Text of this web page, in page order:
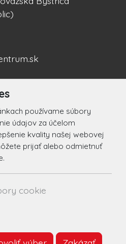
používame súbory
údajov za účelom
kvality našej webovej
prijať alebo odmietnuť
cookie
+421 917 450 666
s.r.o., Všetky práva